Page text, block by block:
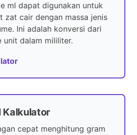
ml dapat digunakan untuk
zat cair dengan massa jenis
Ini adalah konversi dari
unit dalam mililiter.
Kalkulator
cepat menghitung gram